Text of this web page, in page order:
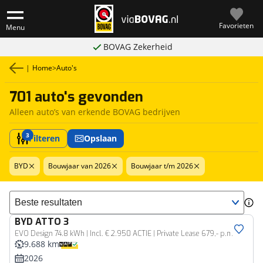
Menu Favorieten
BOVAG Zekerheid
| Home>Auto's
701 auto's gevonden
Alleen auto’s van erkende BOVAG bedrijven
3Filteren Opslaan
BYD Bouwjaar van 2026 Bouwjaar t/m 2026
Sorteer resultaten
BYD ATTO 3
EVO Design 74.8 kWh | Incl. € 2.950 ACTIE | Private Lease 679,- p.m.
9.688 km
2026